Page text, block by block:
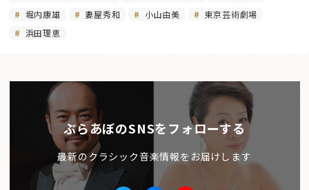
堀内康雄
妻屋秀和 小山由美
東京芸術劇場
浜田理恵
ぶらあぼのSNSをフォローする
最新のクラシック音楽情報をお届けします